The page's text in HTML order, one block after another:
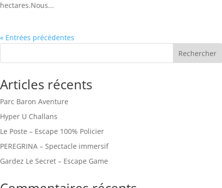
hectares.Nous...
« Entrées précédentes
Rechercher
Articles récents
Parc Baron Aventure
Hyper U Challans
Le Poste – Escape 100% Policier
PEREGRINA – Spectacle immersif
Gardez Le Secret – Escape Game